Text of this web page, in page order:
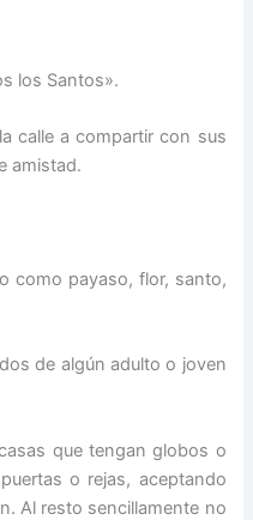
los Santos».
calle a compartir con sus
amistad.
como payaso, flor, santo,
de algún adulto o joven
que tengan globos o
o rejas, aceptando
Al resto sencillamente no